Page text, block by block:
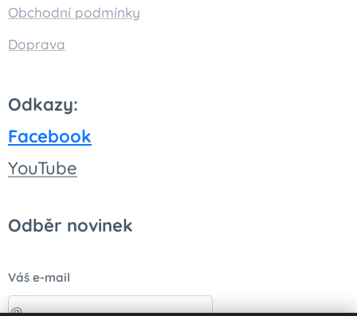
Obchodní podmínky
Doprava
Odkazy:
Facebook
YouTube
Odběr novinek
Váš e-mail